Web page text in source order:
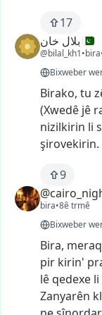
17
بلال خان
@bilal_kh1•bira
Bixweber
Birako, tu
(Xwedê jê
nizilkirin li
şirovekirin.
9
bira•8ê trmê
Bixweber
Bira,
pir kirin'
lê qedexe li
Zanyarên